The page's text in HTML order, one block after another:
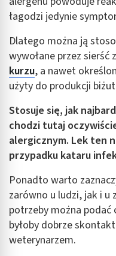
łagodzi jedynie
Dlatego można ją
wywołane przez sierść
kurzu, a nawet
użyty do produkcji
Stosuje się, jak
chodzi tutaj
alergicznym. Lek ten
przypadku kataru
Ponadto warto
zarówno u ludzi, jak i
potrzeby można podać
byłoby dobrze
weterynarzem.